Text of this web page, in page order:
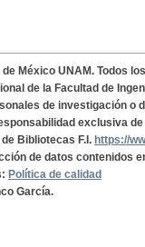
México UNAM. Todos
de la Facultad de
de investigación o
exclusiva
Bibliotecas F.I. https://
de datos contenidos
Política de calidad
García.